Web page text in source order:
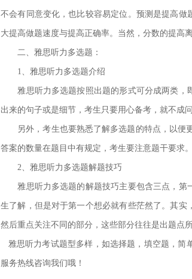
不会有同意变化，也比较容易定位。预测是提高
大提高做题速度与提高正确率。当然，分数的提高
二、雅思听力多选题：
1、雅思听力多选题介绍
雅思听力多选题按照出题的形式可分成两类，
出来的句子或是细节，考生只要用心备考，就不成
另外，考生也要熟悉了解多选题的特点，以便
答案的数量在题目中有规定，考生要注意题干要求
2、雅思听力多选题解题技巧
雅思听力多选题的解题技巧主要包含三点，第
生了解，但是对于第一个想必就有些茫然了。其
然后重点关注不同的部分，这些部分往往是出题点
雅思听力考试题型多样，如选择题，填空题，简
服务热线咨询我们哦！